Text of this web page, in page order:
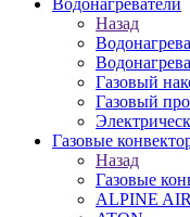
Водонагреватели
Назад
Газовый
Газовый
Газовые
Назад
Газовые
ALPINE AIR